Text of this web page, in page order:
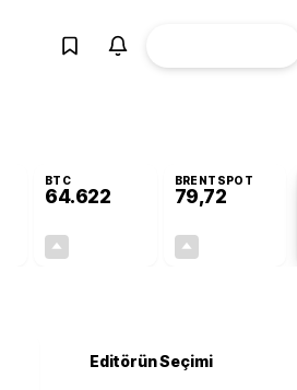
BTC
64.622
BRENTSPOT
79,72
Editörün Seçimi